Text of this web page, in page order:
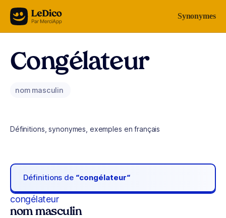
Aller au contenu Synonymes
Congélateur
nom masculin
Définitions, synonymes, exemples en français
Définitions de “congélateur“
congélateur
nom masculin